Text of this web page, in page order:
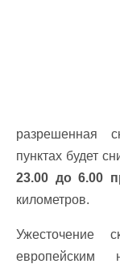
разрешенная
пунктах будет
23.00 до 6.00
километров.
Ужесточение
европейским